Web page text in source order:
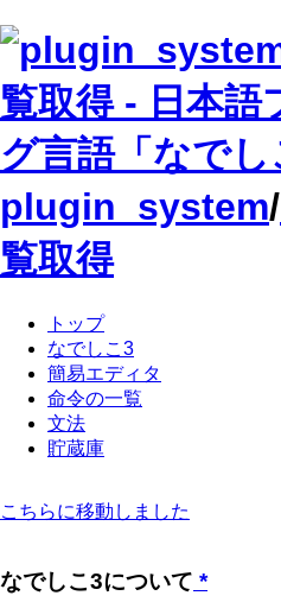
plugin_system/
覧取得
トップ
なでしこ3
簡易エディタ
命令の一覧
文法
貯蔵庫
こちらに移動しました
なでしこ3について *